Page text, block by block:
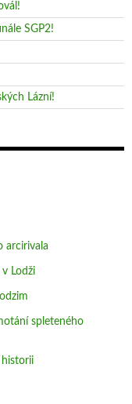
SGP2!
Lázní!
arcirivala
Lodži
spleteného
historii